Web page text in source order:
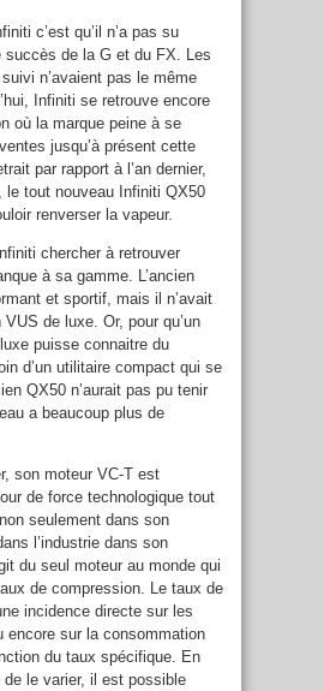
c’est qu’il n’a pas su
succès de la G et du FX. Les
n’avaient pas le même
Infiniti se retrouve encore
où la marque peine à se
jusqu’à présent cette
par rapport à l’an dernier,
le tout nouveau Infiniti QX50
renverser la vapeur.
chercher à retrouver
à sa gamme. L’ancien
et sportif, mais il n’avait
VUS de luxe. Or, pour qu’un
puisse connaitre du
d’un utilitaire compact qui se
QX50 n’aurait pas pu tenir
a beaucoup plus de
son moteur VC-T est
de force technologique tout
seulement dans son
l’industrie dans son
du seul moteur au monde qui
de compression. Le taux de
incidence directe sur les
encore sur la consommation
du taux spécifique. En
le varier, il est possible